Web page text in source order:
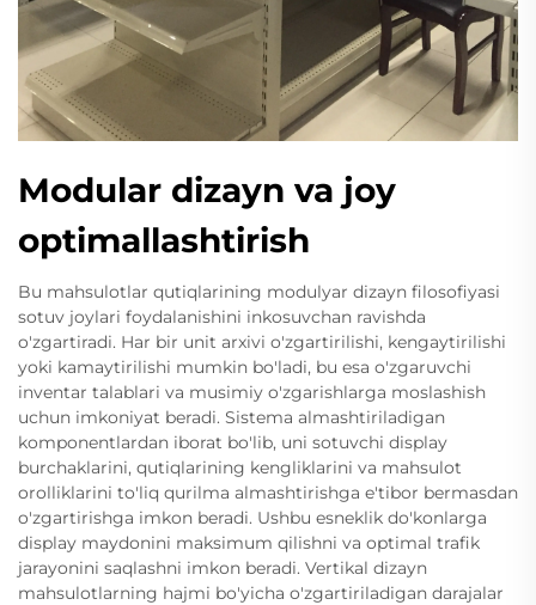
Modular dizayn va joy
optimallashtirish
Bu mahsulotlar qutiqlarining modulyar dizayn filosofiyasi
sotuv joylari foydalanishini inkosuvchan ravishda
o'zgartiradi. Har bir unit arxivi o'zgartirilishi, kengaytirilishi
yoki kamaytirilishi mumkin bo'ladi, bu esa o'zgaruvchi
inventar talablari va musimiy o'zgarishlarga moslashish
uchun imkoniyat beradi. Sistema almashtiriladigan
komponentlardan iborat bo'lib, uni sotuvchi display
burchaklarini, qutiqlarining kengliklarini va mahsulot
orolliklarini to'liq qurilma almashtirishga e'tibor bermasdan
o'zgartirishga imkon beradi. Ushbu esneklik do'konlarga
display maydonini maksimum qilishni va optimal trafik
jarayonini saqlashni imkon beradi. Vertikal dizayn
mahsulotlarning hajmi bo'yicha o'zgartiriladigan darajalar